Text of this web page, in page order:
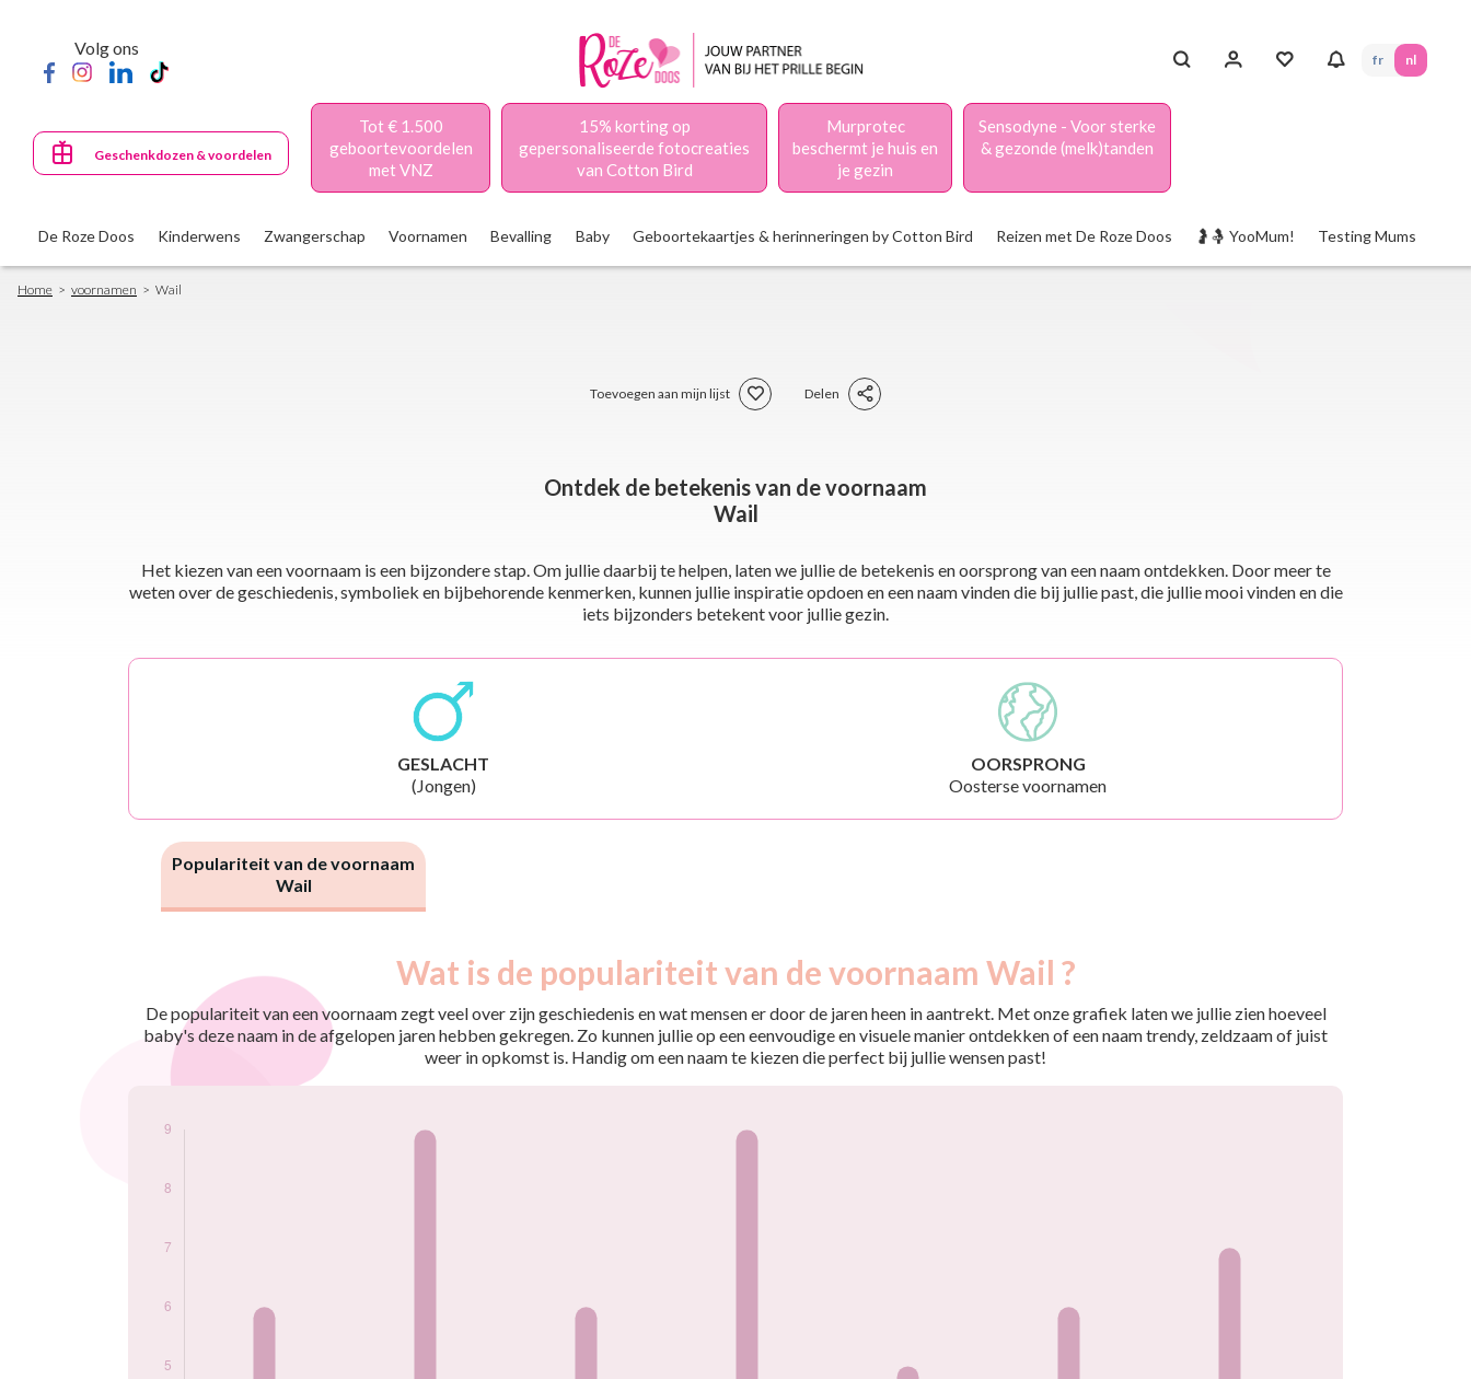
content
Volg ons
fr nl
Geschenkdozen & voordelen
Tot € 1.500
geboortevoordelen
met VNZ
15% korting op
gepersonaliseerde fotocreaties
van Cotton Bird
Murprotec
beschermt je huis en
je gezin
Sensodyne - Voor sterke
& gezonde (melk)tanden
De Roze Doos Kinderwens Zwangerschap Voornamen Bevalling Baby Geboortekaartjes & herinneringen by Cotton Bird Reizen met De Roze Doos 🤰🤱 YooMum! Testing Mums
Breadcrumb
Home voornamen Wail
Toevoegen aan mijn lijst Delen
Ontdek de betekenis van de voornaam
Wail
Het kiezen van een voornaam is een bijzondere stap. Om jullie daarbij te helpen, laten we jullie de betekenis en oorsprong van een naam ontdekken. Door meer te
weten over de geschiedenis, symboliek en bijbehorende kenmerken, kunnen jullie inspiratie opdoen en een naam vinden die bij jullie past, die jullie mooi vinden en die
iets bijzonders betekent voor jullie gezin.
GESLACHT
(Jongen)
OORSPRONG
Oosterse voornamen
Populariteit van de voornaam
Wail
Wat is de populariteit van de voornaam Wail ?
De populariteit van een voornaam zegt veel over zijn geschiedenis en wat mensen er door de jaren heen in aantrekt. Met onze grafiek laten we jullie zien hoeveel
baby's deze naam in de afgelopen jaren hebben gekregen. Zo kunnen jullie op een eenvoudige en visuele manier ontdekken of een naam trendy, zeldzaam of juist
weer in opkomst is. Handig om een naam te kiezen die perfect bij jullie wensen past!
Popularité du
2009
6
2010
9
2018
6